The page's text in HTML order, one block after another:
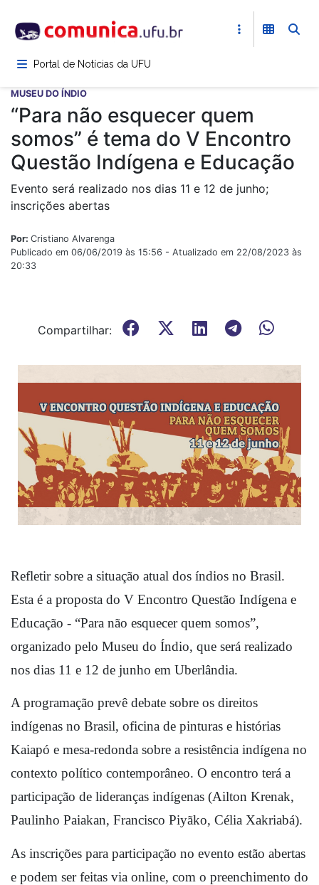
para
conteúdoPortal de Notícias da UFU
MUSEU DO ÍNDIO
“Para não esquecer quem
somos” é tema do V Encontro
Questão Indígena e Educação
Evento será realizado nos dias 11 e 12 de junho;
inscrições abertas
Por: Cristiano Alvarenga
Publicado em 06/06/2019 às 15:56 - Atualizado em 22/08/2023 às
20:33
Compartilhar:
Refletir sobre a situação atual dos índios no Brasil.
Esta é a proposta do V Encontro Questão Indígena e
Educação - “Para não esquecer quem somos”,
organizado pelo Museu do Índio, que será realizado
nos dias 11 e 12 de junho em Uberlândia.
A programação prevê debate sobre os direitos
indígenas no Brasil, oficina de pinturas e histórias
Kaiapó e mesa-redonda sobre a resistência indígena no
contexto político contemporâneo. O encontro terá a
participação de lideranças indígenas (Ailton Krenak,
Paulinho Paiakan, Francisco Piyãko, Célia Xakriabá).
As inscrições para participação no evento estão abertas
e podem ser feitas via online, com o preenchimento do